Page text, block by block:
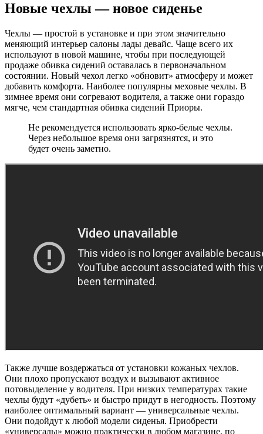
Новые чехлы — новое сиденье
Чехлы — простой в установке и при этом значительно
меняющий интерьер салоны лады девайс. Чаще всего их
используют в новой машине, чтобы при последующей
продаже обивка сидений оставалась в первоначальном
состоянии. Новый чехол легко «обновит» атмосферу и может
добавить комфорта. Наиболее популярны меховые чехлы. В
зимнее время они согревают водителя, а также они гораздо
мягче, чем стандартная обивка сидений Приоры.
Не рекомендуется использовать ярко-белые чехлы.
Через небольшое время они загрязнятся, и это
будет очень заметно.
Также лучше воздержаться от установки кожаных чехлов.
Они плохо пропускают воздух и вызывают активное
потовыделение у водителя. При низких температурах такие
чехлы будут «дубеть» и быстро придут в негодность. Поэтому
наиболее оптимальный вариант — универсальные чехлы.
Они подойдут к любой модели сиденья. Приобрести
«универсалы» можно практически в любом магазине, по